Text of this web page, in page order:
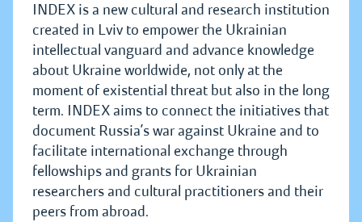
INDEX is a new cultural and research institution
created in Lviv to empower the Ukrainian
intellectual vanguard and advance knowledge
about Ukraine worldwide, not only at the
moment of existential threat but also in the long
term. INDEX aims to connect the initiatives that
document Russia’s war against Ukraine and to
facilitate international exchange through
fellowships and grants for Ukrainian
researchers and cultural practitioners and their
peers from abroad.